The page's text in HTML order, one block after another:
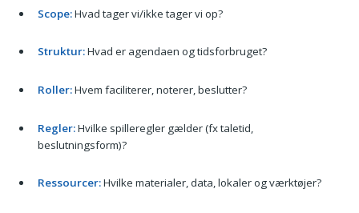
Scope:Hvad tager vi/ikke tager vi op?
Struktur:Hvad er agendaen og tidsforbruget?
Roller:Hvem faciliterer, noterer, beslutter?
Regler:Hvilke spilleregler gælder (fx taletid,
beslutningsform)?
Ressourcer:Hvilke materialer, data, lokaler og værktøjer?